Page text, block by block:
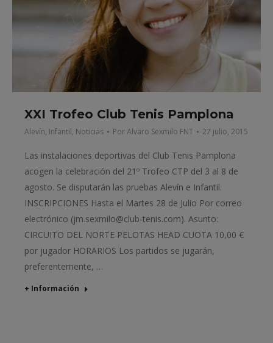
XXI Trofeo Club Tenis Pamplona
Alevín, Infantil, Noticias PorAlvaro Sexmilo FNT 27 julio, 2015
Las instalaciones deportivas del Club Tenis Pamplona
acogen la celebración del 21º Trofeo CTP del 3 al 8 de
agosto. Se disputarán las pruebas Alevín e Infantil.
INSCRIPCIONES Hasta el Martes 28 de Julio Por correo
electrónico (jm.sexmilo@club-tenis.com). Asunto:
CIRCUITO DEL NORTE PELOTAS HEAD CUOTA 10,00 €
por jugador HORARIOS Los partidos se jugarán,
preferentemente, …
+ Información